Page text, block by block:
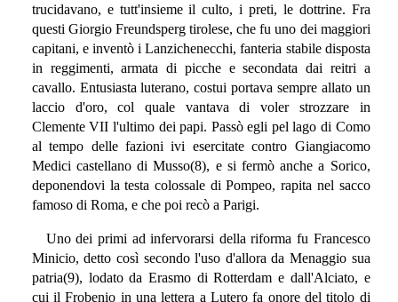
trucidavano, e tutt'insieme il culto, i preti, le dottrine. Fra
questi Giorgio Freundsperg tirolese, che fu uno dei maggiori
capitani, e inventò i Lanzichenecchi, fanteria stabile disposta
in reggimenti, armata di picche e secondata dai reitri a
cavallo. Entusiasta luterano, costui portava sempre allato un
laccio d'oro, col quale vantava di voler strozzare in
Clemente VII l'ultimo dei papi. Passò egli pel lago di Como
al tempo delle fazioni ivi esercitate contro Giangiacomo
Medici castellano di Musso(8), e si fermò anche a Sorico,
deponendovi la testa colossale di Pompeo, rapita nel sacco
famoso di Roma, e che poi recò a Parigi.
Uno dei primi ad infervorarsi della riforma fu Francesco
Minicio, detto così secondo l'uso d'allora da Menaggio sua
patria(9), lodato da Erasmo di Rotterdam e dall'Alciato, e
cui il Frobenio in una lettera a Lutero fa onore del titolo di